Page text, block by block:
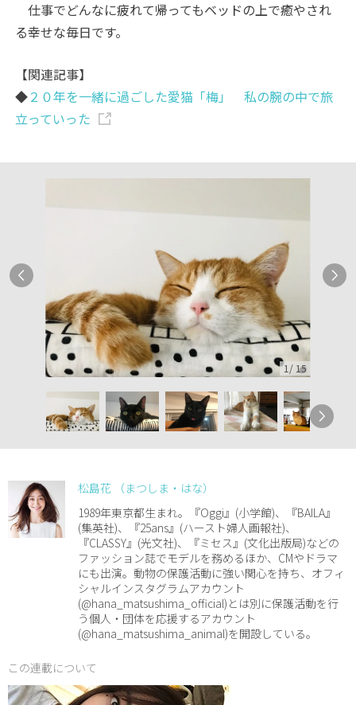
仕事でどんなに疲れて帰ってもベッドの上で癒やされ
る幸せな毎日です。
【関連記事】
◆２０年を一緒に過ごした愛猫「梅」 私の腕の中で旅
立っていった
1 / 15
松島花 （まつしま・はな）
1989年東京都生まれ。『Oggi』(小学館)、『BAILA』
(集英社)、『25ans』(ハースト婦人画報社)、
『CLASSY』(光文社)、『ミセス』(文化出版局)などの
ファッション誌でモデルを務めるほか、CMやドラマ
にも出演。動物の保護活動に強い関心を持ち、オフィ
シャルインスタグラムアカウント
(@hana_matsushima_official)とは別に保護活動を行
う個人・団体を応援するアカウント
(@hana_matsushima_animal)を開設している。
この連載について